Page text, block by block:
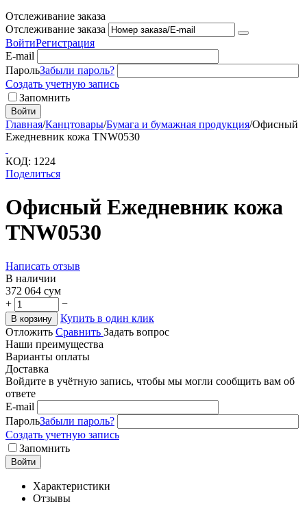
Отслеживание заказа
Отслеживание заказа
ВойтиРегистрация
E-mail
ПарольЗабыли пароль?
Создать учетную запись
Запомнить
Войти
Главная/Канцтовары/Бумага и бумажная продукция/Офисный
Ежедневник кожа TNW0530
КОД: 1224
Поделиться
Офисный Ежедневник кожа
TNW0530
Написать отзыв
В наличии
372 064 сум
+
−
В корзину
Купить в один клик
Отложить Сравнить Задать вопрос
Наши преимущества
Варианты оплаты
Доставка
Войдите в учётную запись, чтобы мы могли сообщить вам об
ответе
E-mail
ПарольЗабыли пароль?
Создать учетную запись
Запомнить
Войти
Характеристики
Отзывы